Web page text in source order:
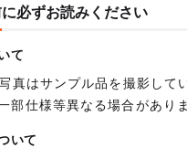
必ずお読みください
て
真はサンプル品を撮影して
部仕様等異なる場合がありま
いて